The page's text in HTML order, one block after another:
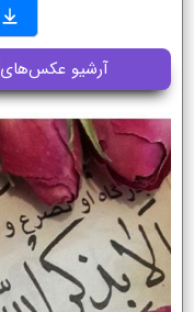
آرشیو عکس‌های